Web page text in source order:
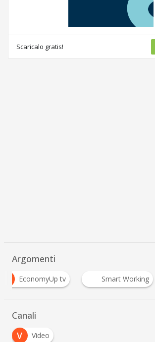
Scaricalo gratis!
Argomenti
EconomyUp tv Smart Working
Canali
V
Video